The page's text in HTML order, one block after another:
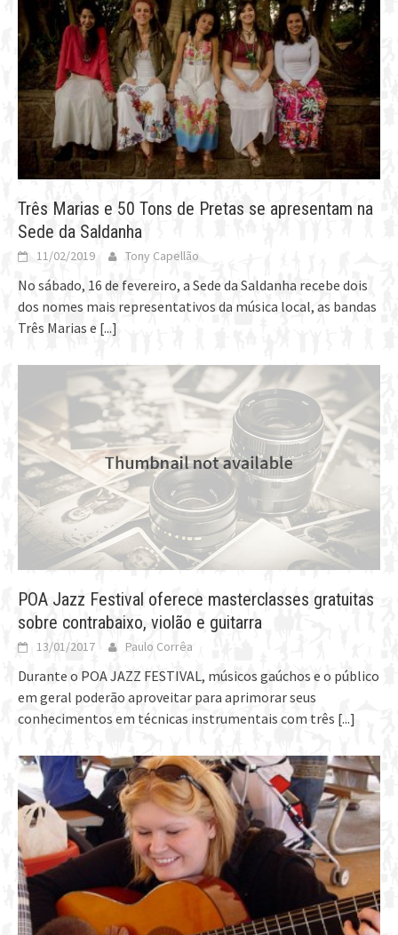
Três Marias e 50 Tons de Pretas se apresentam na
Sede da Saldanha
11/02/2019 Tony Capellão
No sábado, 16 de fevereiro, a Sede da Saldanha recebe dois
dos nomes mais representativos da música local, as bandas
Três Marias e [...]
POA Jazz Festival oferece masterclasses gratuitas
sobre contrabaixo, violão e guitarra
13/01/2017 Paulo Corrêa
Durante o POA JAZZ FESTIVAL, músicos gaúchos e o público
em geral poderão aproveitar para aprimorar seus
conhecimentos em técnicas instrumentais com três [...]